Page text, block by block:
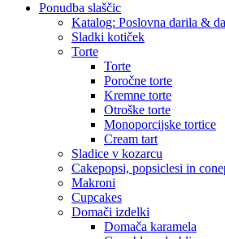
Ponudba slaščic
Katalog: Poslovna darila &
Sladki kotiček
Torte
Torte
Poročne torte
Kremne torte
Otroške torte
Monoporcijske tortice
Cream tart
Sladice v kozarcu
Cakepopsi, popsiclesi in
Makroni
Cupcakes
Domači izdelki
Domača karamela